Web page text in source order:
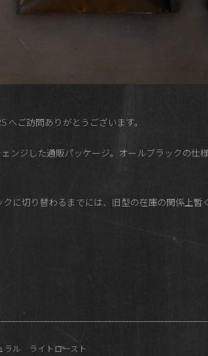
へご訪問ありがとうございます。
ンジした通販パッケージ。オールブラックの仕
に切り替わるまでには、旧型の在庫の関係上暫
ラル ライトロースト